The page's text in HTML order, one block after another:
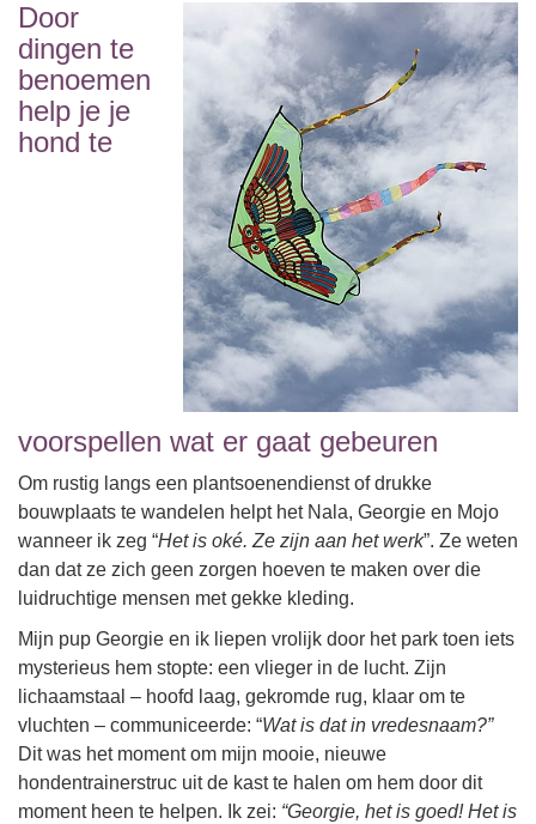
Door
dingen te
benoemen
help je je
hond te
voorspellen wat er gaat gebeuren
Om rustig langs een plantsoenendienst of drukke
bouwplaats te wandelen helpt het Nala, Georgie en Mojo
wanneer ik zeg “Het is oké. Ze zijn aan het werk”. Ze weten
dan dat ze zich geen zorgen hoeven te maken over die
luidruchtige mensen met gekke kleding.
Mijn pup Georgie en ik liepen vrolijk door het park toen iets
mysterieus hem stopte: een vlieger in de lucht. Zijn
lichaamstaal – hoofd laag, gekromde rug, klaar om te
vluchten – communiceerde: “Wat is dat in vredesnaam?”
Dit was het moment om mijn mooie, nieuwe
hondentrainerstruc uit de kast te halen om hem door dit
moment heen te helpen. Ik zei: “Georgie, het is goed! Het is